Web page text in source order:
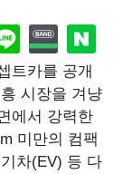
트카를 공개
시장을 겨냥
에서 강력한
미만의 컴팩
차(EV) 등 다